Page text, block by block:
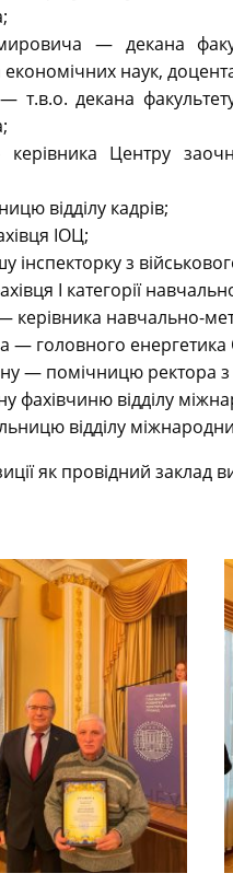
— декана
наук,
декана факультету
Центру
відділу кадрів;
ІОЦ;
з
І категорії
навчально-
— головного
— помічницю ректора
відділу
відділу міжнародних
як провідний заклад